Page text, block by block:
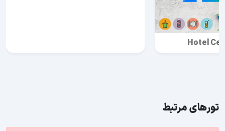
Hotel
تورهای مرتبط